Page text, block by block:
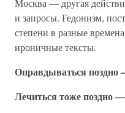
Москва — другая
и запросы. Гедонизм,
степени в разные
ироничные тексты.
Оправдываться поздно
Лечиться тоже поздно